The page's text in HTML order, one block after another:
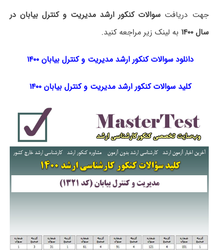
جهت دریافت سوالات کنکور ارشد مدیریت و کنترل بیابان در
سال ۱۴۰۰
به لینک زیر مراجعه کنید.
دانلود سوالات کنکور ارشد مدیریت و کنترل بیابان ۱۴۰۰
کلید سوالات کنکور ارشد مدیریت و کنترل بیابان ۱۴۰۰